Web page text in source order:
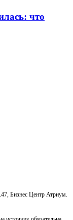
что
Бизнес Центр Атриум.